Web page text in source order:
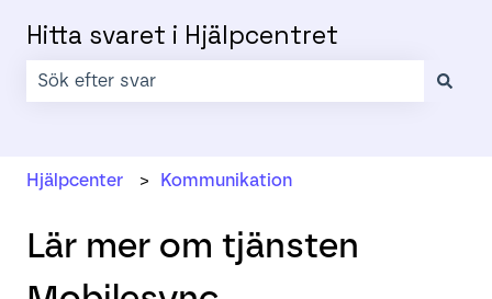
Hitta svaret i Hjälpcentret
Hjälpcenter Kommunikation
Lär mer om tjänsten